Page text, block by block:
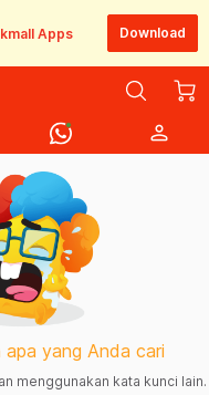
Apps Download
person
yang Anda cari
menggunakan kata kunci lain.